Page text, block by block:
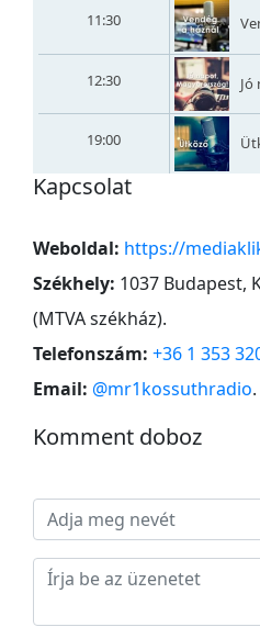
11:30
12:30 Jó
19:00
Kapcsolat
Weboldal: https://
Székhely: 1037 Budapest,
(MTVA székház).
Telefonszám: +36 1 353
Email: @mr1kossuthradio.
Komment doboz